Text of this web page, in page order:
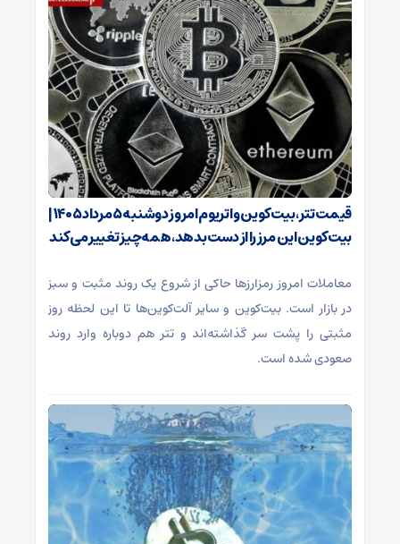
قیمت تتر، بیت‌کوین و اتریوم امروز دوشنبه ۵ مرداد ۱۴۰۵ |
بیت‌کوین این مرز را از دست بدهد، همه‌چیز تغییر می‌کند
معاملات امروز رمزارز‌ها حاکی از شروع یک روند مثبت و سبز
در بازار است. بیت‌کوین و سایر آلت‌کوین‌ها تا این لحظه روز
مثبتی را پشت سر گذاشته‌اند و تتر هم دوباره وارد روند
صعودی شده است.